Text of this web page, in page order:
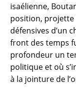
isaélienne,
position, projette
défensives d’un
front des temps
profondeur un
politique et où
à la jointure de